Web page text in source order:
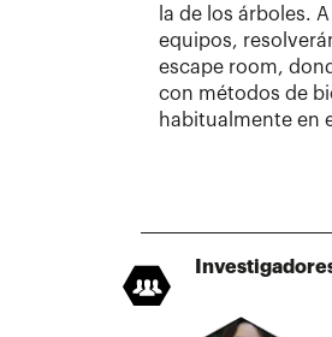
la de los árboles.
equipos,
escape room,
con métodos de
habitualmente en